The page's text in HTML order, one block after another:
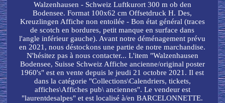
Walzenhausen - Schweiz Luftkurort 300 m ob den
Bodensee. Format 100x62 cm Offsetdruck H. Des,
Kreuzlingen Affiche non entoilée - Bon état général (traces
de scotch en bordures, petit manque en surface dans
l'angle inférieur gauche). Avant notre déménagement prévu
en 2021, nous déstockons une partie de notre marchandise.
N'hésitez pas à nous contacter... L'item "Walzenhausen
Bodensee, Suisse Schweiz Affiche ancienne/original poster
1960's" est en vente depuis le jeudi 21 octobre 2021. Il est
dans la catégorie "Collections\Calendriers, tickets,
affiches\Affiches pub\ anciennes". Le vendeur est
"laurentdesalpes" et est localisé à/en BARCELONNETTE.